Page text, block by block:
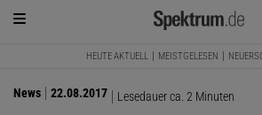
HEUTE AKTUELL MEISTGELESEN
News 22.08.2017 Lesedauer ca. 2 Minuten